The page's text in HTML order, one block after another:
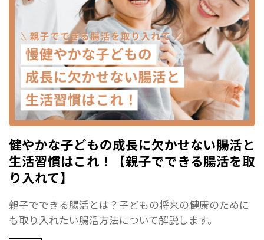
健やかな子どもの成長に欠かせない腸活と
生活習慣はこれ！【親子でできる腸活を取
り入れて】
親子でできる腸活とは？子どもの将来の健康のために
も取り入れたい腸活方法について解説します。